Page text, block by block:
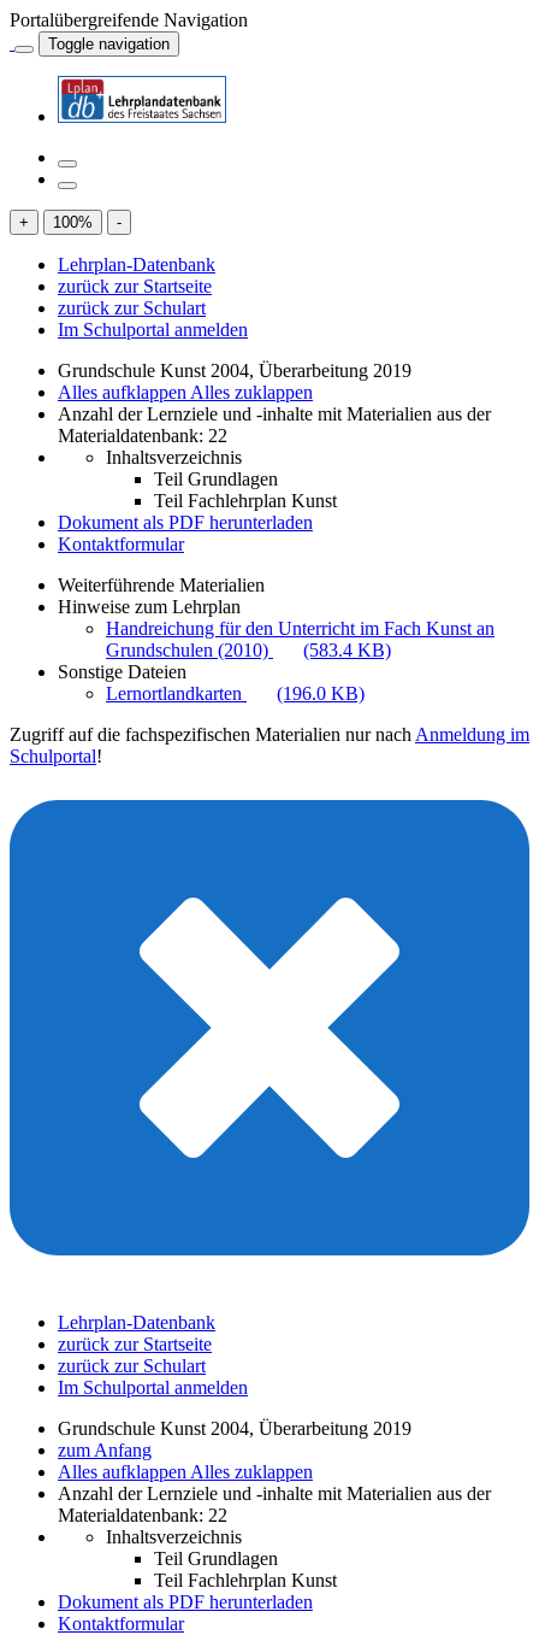
Portalübergreifende Navigation
Toggle navigation
+ 100% -
Lehrplan-Datenbank
zurück zur Startseite
zurück zur Schulart
Im Schulportal anmelden
Grundschule Kunst 2004, Überarbeitung 2019
Alles aufklappen Alles zuklappen
Anzahl der Lernziele und -inhalte mit Materialien aus der
Materialdatenbank: 22
Inhaltsverzeichnis
Teil Grundlagen
Teil Fachlehrplan Kunst
Dokument als PDF herunterladen
Kontaktformular
Weiterführende Materialien
Hinweise zum Lehrplan
Handreichung für den Unterricht im Fach Kunst an
Grundschulen (2010)
(583.4 KB)
Sonstige Dateien
Lernortlandkarten
(196.0 KB)
Zugriff auf die fachspezifischen Materialien nur nach Anmeldung im
Schulportal!
Lehrplan-Datenbank
zurück zur Startseite
zurück zur Schulart
Im Schulportal anmelden
Grundschule Kunst 2004, Überarbeitung 2019
zum Anfang
Alles aufklappen Alles zuklappen
Anzahl der Lernziele und -inhalte mit Materialien aus der
Materialdatenbank: 22
Inhaltsverzeichnis
Teil Grundlagen
Teil Fachlehrplan Kunst
Dokument als PDF herunterladen
Kontaktformular